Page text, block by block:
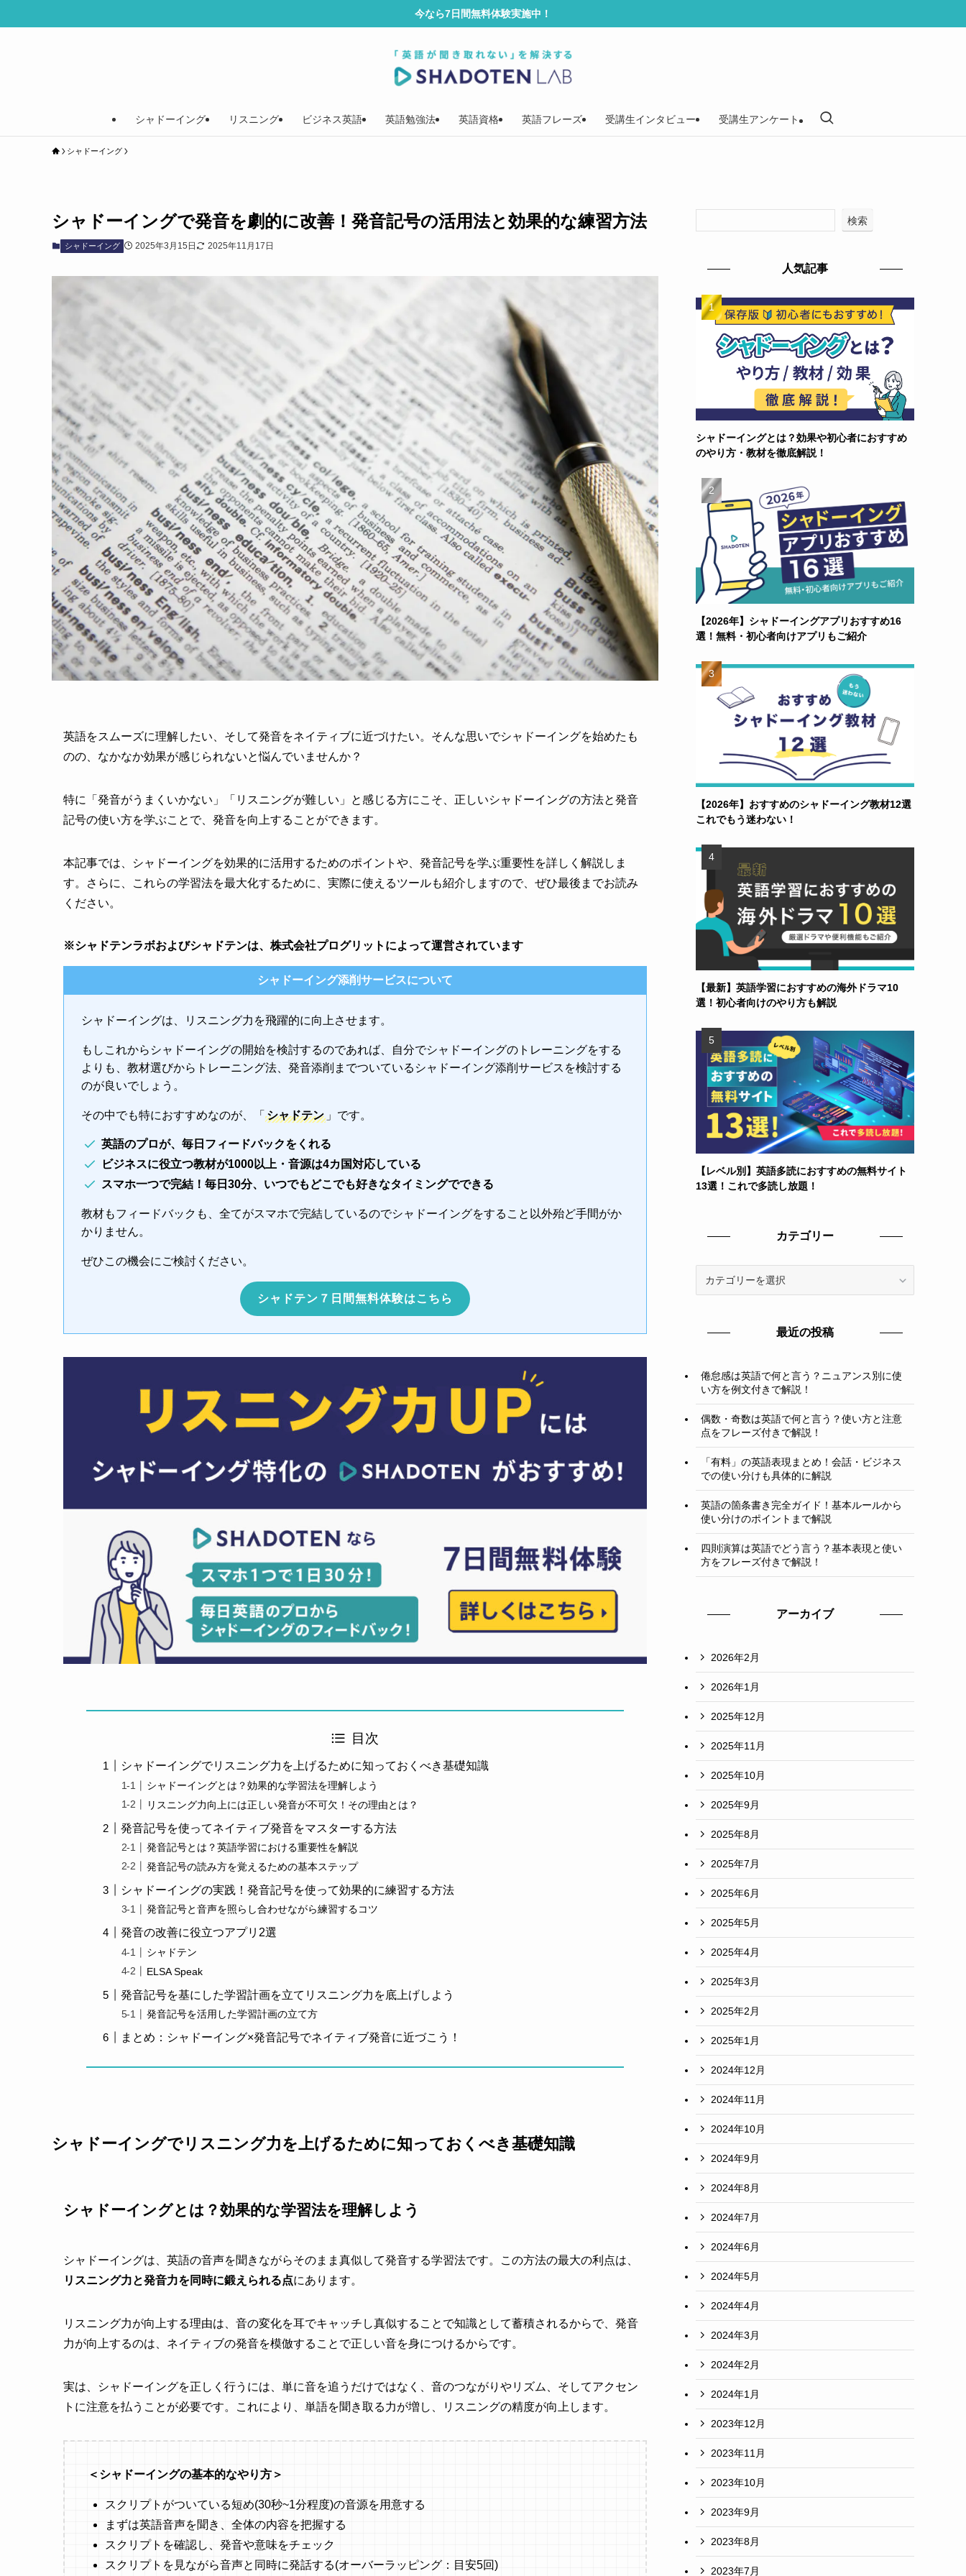
今なら7日間無料体験実施中！
シャドーイング リスニング ビジネス英語 英語勉強法 英語資格 英語フレーズ 受講生インタビュー 受講生アンケート
シャドーイング
シャドーイングで発音を劇的に改善！発音記号の活用法と効果的な練習方法
シャドーイング 2025年3月15日 2025年11月17日
英語をスムーズに理解したい、そして発音をネイティブに近づけたい。そんな思いでシャドーイングを始めたも
のの、なかなか効果が感じられないと悩んでいませんか？
特に「発音がうまくいかない」「リスニングが難しい」と感じる方にこそ、正しいシャドーイングの方法と発音
記号の使い方を学ぶことで、発音を向上することができます。
本記事では、シャドーイングを効果的に活用するためのポイントや、発音記号を学ぶ重要性を詳しく解説しま
す。さらに、これらの学習法を最大化するために、実際に使えるツールも紹介しますので、ぜひ最後までお読み
ください。
※シャドテンラボおよびシャドテンは、株式会社プログリットによって運営されています
シャドーイング添削サービスについて
シャドーイングは、リスニング力を飛躍的に向上させます。
もしこれからシャドーイングの開始を検討するのであれば、自分でシャドーイングのトレーニングをする
よりも、教材選びからトレーニング法、発音添削までついているシャドーイング添削サービスを検討する
のが良いでしょう。
その中でも特におすすめなのが、「 シャドテン 」です。
英語のプロが、毎日フィードバックをくれる
ビジネスに役立つ教材が1000以上・音源は4カ国対応している
スマホ一つで完結！毎日30分、いつでもどこでも好きなタイミングでできる
教材もフィードバックも、全てがスマホで完結しているのでシャドーイングをすること以外殆ど手間がか
かりません。
ぜひこの機会にご検討ください。
シャドテン７日間無料体験はこちら
目次
シャドーイングでリスニング力を上げるために知っておくべき基礎知識
シャドーイングとは？効果的な学習法を理解しよう
リスニング力向上には正しい発音が不可欠！その理由とは？
発音記号を使ってネイティブ発音をマスターする方法
発音記号とは？英語学習における重要性を解説
発音記号の読み方を覚えるための基本ステップ
シャドーイングの実践！発音記号を使って効果的に練習する方法
発音記号と音声を照らし合わせながら練習するコツ
発音の改善に役立つアプリ2選
シャドテン
ELSA Speak
発音記号を基にした学習計画を立てリスニング力を底上げしよう
発音記号を活用した学習計画の立て方
まとめ：シャドーイング×発音記号でネイティブ発音に近づこう！
シャドーイングでリスニング力を上げるために知っておくべき基礎知識
シャドーイングとは？効果的な学習法を理解しよう
シャドーイングは、英語の音声を聞きながらそのまま真似して発音する学習法です。この方法の最大の利点は、
リスニング力と発音力を同時に鍛えられる点にあります。
リスニング力が向上する理由は、音の変化を耳でキャッチし真似することで知識として蓄積されるからで、発音
力が向上するのは、ネイティブの発音を模倣することで正しい音を身につけるからです。
実は、シャドーイングを正しく行うには、単に音を追うだけではなく、音のつながりやリズム、そしてアクセン
トに注意を払うことが必要です。これにより、単語を聞き取る力が増し、リスニングの精度が向上します。
＜シャドーイングの基本的なやり方＞
スクリプトがついている短め(30秒~1分程度)の音源を用意する
まずは英語音声を聞き、全体の内容を把握する
スクリプトを確認し、発音や意味をチェック
スクリプトを見ながら音声と同時に発話する(オーバーラッピング：目安5回)
検索
人気記事
シャドーイングとは？効果や初心者におすすめ
のやり方・教材を徹底解説！
【2026年】シャドーイングアプリおすすめ16
選！無料・初心者向けアプリもご紹介
【2026年】おすすめのシャドーイング教材12選
これでもう迷わない！
【最新】英語学習におすすめの海外ドラマ10
選！初心者向けのやり方も解説
【レベル別】英語多読におすすめの無料サイト
13選！これで多読し放題！
カテゴリー
最近の投稿
倦怠感は英語で何と言う？ニュアンス別に使
い方を例文付きで解説！
偶数・奇数は英語で何と言う？使い方と注意
点をフレーズ付きで解説！
「有料」の英語表現まとめ！会話・ビジネス
での使い分けも具体的に解説
英語の箇条書き完全ガイド！基本ルールから
使い分けのポイントまで解説
四則演算は英語でどう言う？基本表現と使い
方をフレーズ付きで解説！
アーカイブ
2026年2月
2026年1月
2025年12月
2025年11月
2025年10月
2025年9月
2025年8月
2025年7月
2025年6月
2025年5月
2025年4月
2025年3月
2025年2月
2025年1月
2024年12月
2024年11月
2024年10月
2024年9月
2024年8月
2024年7月
2024年6月
2024年5月
2024年4月
2024年3月
2024年2月
2024年1月
2023年12月
2023年11月
2023年10月
2023年9月
2023年8月
2023年7月